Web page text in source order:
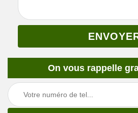
On vous rappelle